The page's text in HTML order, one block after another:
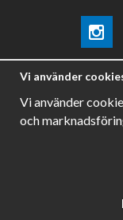
Be the firstto
Vi använder
Vi använder
och